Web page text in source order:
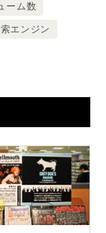
ーム数
エンジン